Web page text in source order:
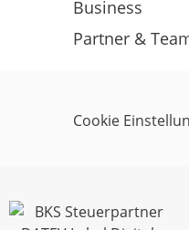
Business
Partner &
Cookie